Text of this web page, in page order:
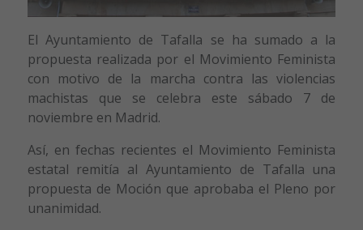
El Ayuntamiento de Tafalla se ha sumado a la
propuesta realizada por el Movimiento Feminista
con motivo de la marcha contra las violencias
machistas que se celebra este sábado 7 de
noviembre en Madrid.
Así, en fechas recientes el Movimiento Feminista
estatal remitía al Ayuntamiento de Tafalla una
propuesta de Moción que aprobaba el Pleno por
unanimidad.